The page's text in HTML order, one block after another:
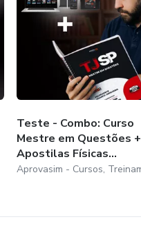
Teste - Combo: Curso
Mestre em Questões +
Apostilas Físicas...